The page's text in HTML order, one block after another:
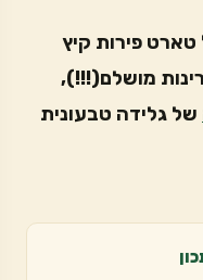
פירות קיץ
מושלם(!!!),
של גלידה טבעונית